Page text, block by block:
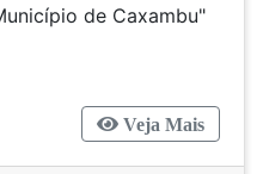
de Caxambu"
Veja Mais